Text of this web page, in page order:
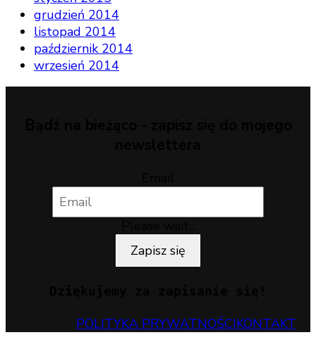
grudzień 2014
listopad 2014
październik 2014
wrzesień 2014
Zapisz się
POLITYKA PRYWATNOŚCIKONTAKT